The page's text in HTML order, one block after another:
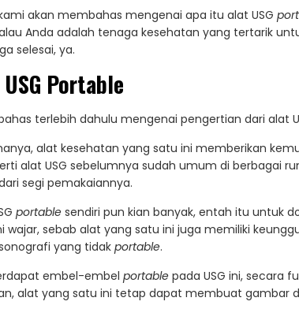
akan membahas mengenai apa itu alat USG
Anda adalah tenaga kesehatan yang tertarik
selesai, ya.
Portable
terlebih dahulu mengenai pengertian dari alat
alat kesehatan yang satu ini memberikan
alat USG sebelumnya sudah umum di berbagai
segi pemakaiannya.
portable sendiri pun kian banyak, entah itu untuk
wajar, sebab alat yang satu ini juga memiliki
yang tidak portable.
embel-embel portable pada USG ini, secara
alat yang satu ini tetap dapat membuat gambar